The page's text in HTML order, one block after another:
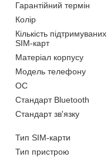
Гарантійний термін
Колір
Кількість підтримуваних
SIM-карт
Матеріал корпусу
Модель телефону
ОС
Стандарт Bluetooth
Стандарт зв'язку
Тип SIM-карти
Тип пристрою